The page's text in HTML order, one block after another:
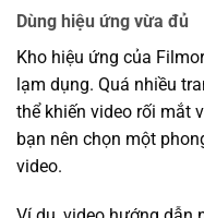
Dùng hiệu ứng vừa đủ
Kho hiệu ứng của
lạm dụng. Quá nhiều
thể khiến video rối mắt
bạn nên chọn một
video.